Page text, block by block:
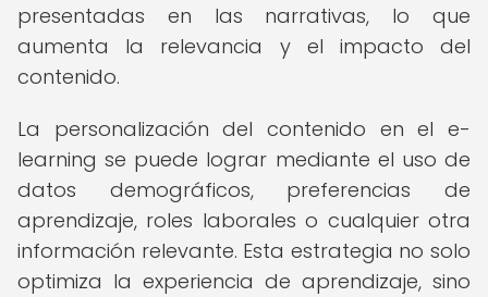
presentadas en las narrativas, lo que
aumenta la relevancia y el impacto del
contenido.
La personalización del contenido en el e-
learning se puede lograr mediante el uso de
datos demográficos, preferencias de
aprendizaje, roles laborales o cualquier otra
información relevante. Esta estrategia no solo
optimiza la experiencia de aprendizaje, sino